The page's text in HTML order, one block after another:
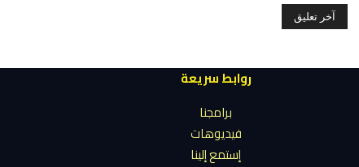
روابط سريعة
برامجنا
فيديوهات
إستمع إلينا